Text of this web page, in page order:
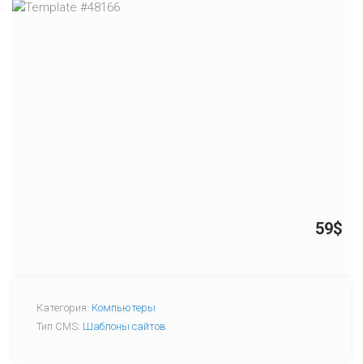
59$
Категория: Компьютеры
Тип CMS: Шаблоны сайтов